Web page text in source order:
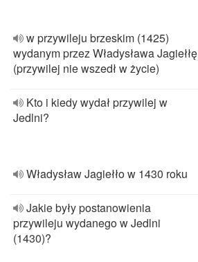
w przywileju brzeskim (1425)
wydanym przez Władysława Jagiełłę
(przywilej nie wszedł w życie)
Kto i kiedy wydał przywilej w
Jedlni?
Władysław Jagiełło w 1430 roku
Jakie były postanowienia
przywileju wydanego w Jedlni
(1430)?